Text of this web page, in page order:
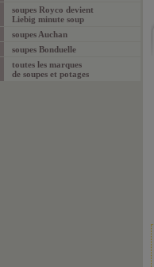
soupes Royco devient
Liebig minute soup
soupes Auchan
soupes Bonduelle
toutes les marques
de soupes et potages